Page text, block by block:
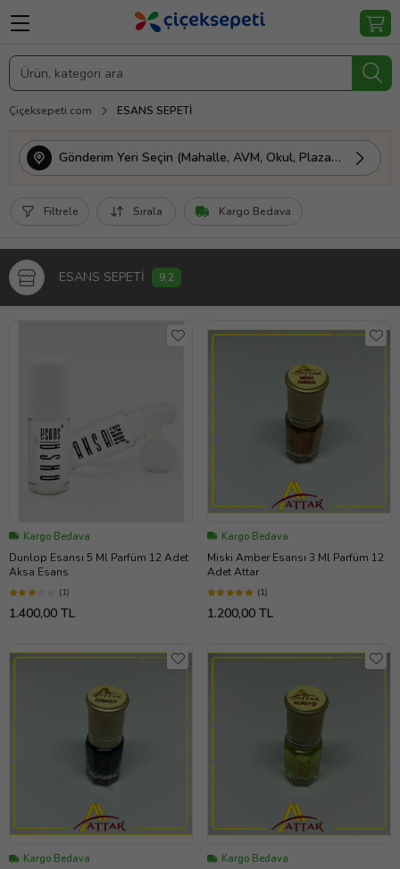
Çiçeksepeti.com ESANS SEPETİ
Gönderim Yeri Seçin (Mahalle, AVM, Okul, Plaza vs.)
Filtrele Sırala Kargo Bedava
ESANS SEPETİ 9,2
Kargo Bedava
Dunlop Esansı 5 Ml Parfüm 12 Adet
Aksa Esans
(1)
1.400,00 TL
Kargo Bedava
Miski Amber Esansı 3 Ml Parfüm 12
Adet Attar
(1)
1.200,00 TL
Kargo Bedava Kargo Bedava